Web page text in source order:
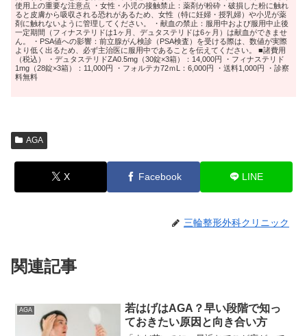
使用上の重要な注意点 ・女性・小児の接触禁止：薬剤が粉砕・破損した粉に触れ
ると皮膚から吸収される恐れがあるため、女性（特に妊婦・授乳婦）や小児が薬
剤に触れないように管理してください。 ・献血の禁止：服用中および服用中止後
一定期間（フィナステリドは1ヶ月、デュタステリドは6ヶ月）は献血ができませ
ん。 ・PSA値への影響：前立腺がん検診（PSA検査）を受ける際は、数値が実際
より低く出るため、必ず主治医に服用中であることを伝えてください。 ■諸費用
（税込） ・デュタステリドZA0.5mg（30錠×3箱）：14,000円 ・フィナステリド
1mg（28錠×3箱）：11,000円 ・フォルテカ72ｍL：6,000円 ・送料1,000円 ・診察
料無料
AGA
X Facebook LINE
三輪整形外科クリニック
関連記事
AGA
若はげはAGA？早い段階で知っ
ておきたい原因と向き合い方